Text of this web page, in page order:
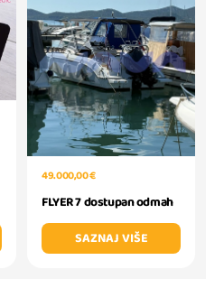
49.000,00 €
FLYER 7 dostupan odmah
SAZNAJ VIŠE